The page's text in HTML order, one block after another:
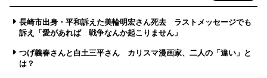
長崎市出身・平和訴えた美輪明宏さん死去 ラストメッセージでも
訴え「愛があれば 戦争なんか起こりません」
つげ義春さんと白土三平さん カリスマ漫画家、二人の「違い」と
は？